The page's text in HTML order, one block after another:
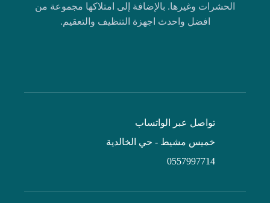
الحشرات وغيرها. بالإضافة إلى امتلاكها مجموعة من
افضل واحدث اجهزة التنظيف والتعقيم.
تواصل عبر الواتساب
خميس مشيط - حي الخالدية
0557997714